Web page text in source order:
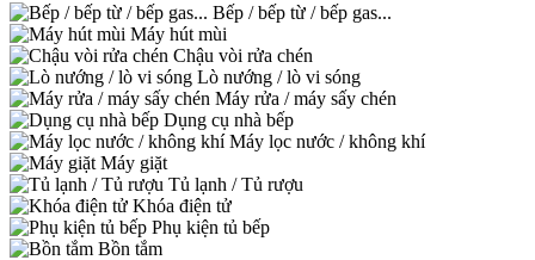
Bếp / bếp từ / bếp gas...
Máy hút mùi
Chậu vòi rửa chén
Lò nướng / lò vi sóng
Máy rửa / máy sấy chén
Dụng cụ nhà bếp
Máy lọc nước / không khí
Máy giặt
Tủ lạnh / Tủ rượu
Khóa điện tử
Phụ kiện tủ bếp
Bồn tắm